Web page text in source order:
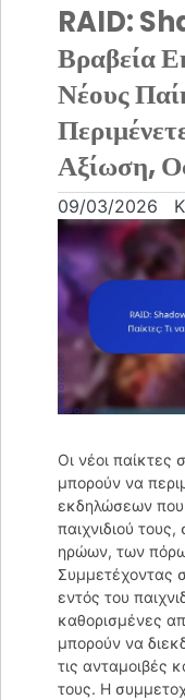
RAID:
Βραβεία
Νέους
Αξίωση,
09/03/2026
Οι νέοι παίκτες
μπορούν να
εκδηλώσεων που
παιχνιδιού
ηρώων, των
Συμμετέχοντας
εντός του
καθορισμένες
μπορούν να
τις ανταμοιβές
τους. Η